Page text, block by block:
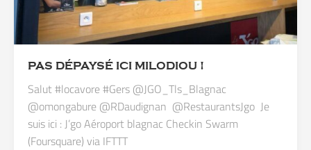
‪PAS DÉPAYSÉ ICI MILODIOU !
Salut #locavore #Gers @JGO_Tls_Blagnac
‪@omongabure ‪@RDaudignan ‬ ‪@RestaurantsJgo ‬ Je
suis ici : J’go Aéroport blagnac Checkin Swarm
(Foursquare) via IFTTT